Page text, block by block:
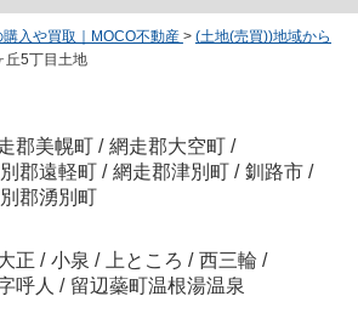
入や買取｜MOCO不動産 > (土地(売買))地域から
丘5丁目土地
郡美幌町 / 網走郡大空町 /
郡遠軽町 / 網走郡津別町 / 釧路市 /
郡湧別町
正 / 小泉 / 上ところ / 西三輪 /
呼人 / 留辺蘂町温根湯温泉